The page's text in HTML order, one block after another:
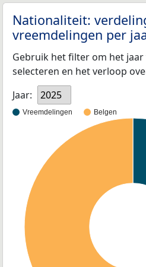
Nationaliteit:
vreemdelingen per
Gebruik het filter om het
selecteren en het verloop
Jaar:
2025
Vreemdelingen Belgen